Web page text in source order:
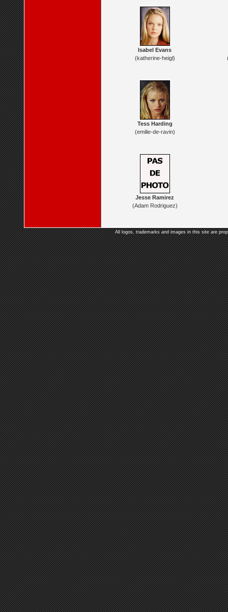
Isabel Evans
(katherine-heigl)
Tess Harding
(emilie-de-ravin)
Jesse Ramirez
(Adam Rodriguez)
All logos, trademarks and images in this site are